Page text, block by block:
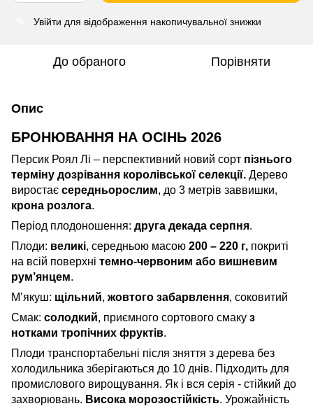
Увійти для відображення накопичувальної знижки
До обраного Порівняти
Опис
БРОНЮВАННЯ НА ОСІНЬ 2026
Персик Роял Лі – перспективний новий сорт пізнього
терміну дозрівання королівської селекції. Дерево
виростає середньорослим, до 3 метрів заввишки,
крона розлога.
Період плодоношення: друга декада серпня.
Плоди: великі, середньою масою 200 – 220 г, покриті
на всій поверхні темно-червоним або вишневим
рум’янцем.
М’якуш: щільний, жовтого забарвлення, соковитий
Смак: солодкий, приємного сортового смаку з
нотками тропічних фруктів.
Плоди транспортабельні після зняття з дерева без
холодильника зберігаються до 10 днів. Підходить для
промислового вирощування. Як і вся серія - стійкий до
захворювань. Висока морозостійкість. Урожайність